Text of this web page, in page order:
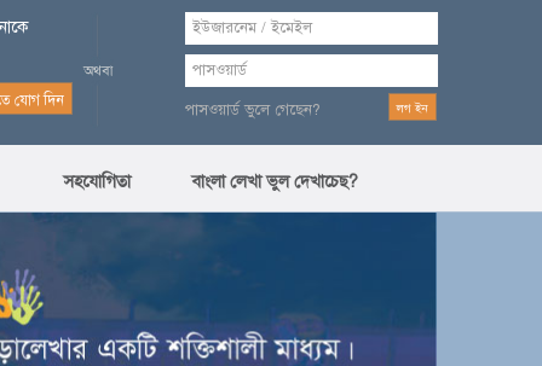
পাসওয়ার্ড ভুলে গেছেন?
সহযোগিতা বাংলা লেখা ভুল দেখাচেছ?